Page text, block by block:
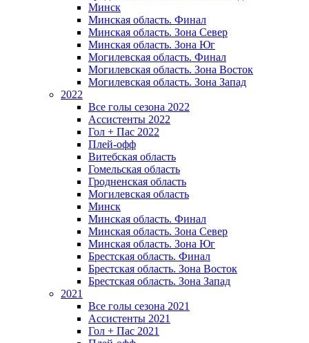
Минск
Минская область. Финал
Минская область. Зона Север
Минская область. Зона Юг
Могилевская область. Финал
Могилевская область. Зона Восток
Могилевская область. Зона Запад
2022
Все голы сезона 2022
Ассистенты 2022
Гол + Пас 2022
Плей-офф
Витебская область
Гомельская область
Гродненская область
Могилевская область
Минск
Mинская область. Финал
Минская область. Зона Север
Минская область. Зона Юг
Брестская область. Финал
Брестская область. Зона Восток
Брестская область. Зона Запад
2021
Все голы сезона 2021
Ассистенты 2021
Гол + Пас 2021